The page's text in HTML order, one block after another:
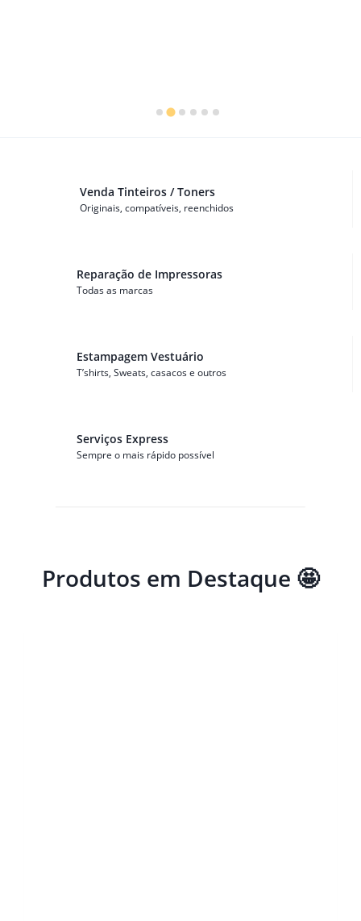
Venda Tinteiros / Toners
Originais, compatíveis, reenchidos
Reparação de Impressoras
Todas as marcas
Estampagem Vestuário
T’shirts, Sweats, casacos e outros
Serviços Express
Sempre o mais rápido possível
Produtos em Destaque 🤩